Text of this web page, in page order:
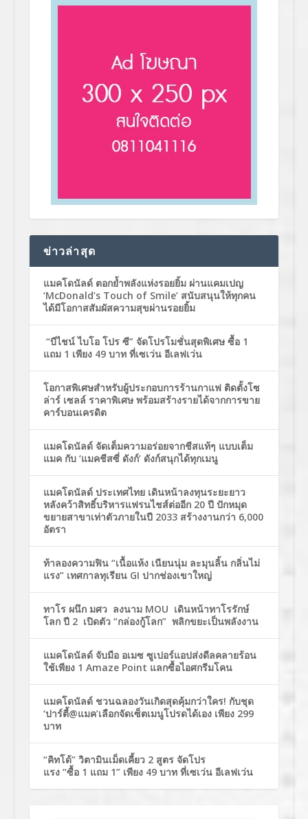
ข่าวล่าสุด
แมคโดนัลด์ ตอกย้ำพลังแห่งรอยยิ้ม ผ่านแคมเปญ
‘McDonald’s Touch of Smile’ สนับสนุนให้ทุกคน
ได้มีโอกาสสัมผัสความสุขผ่านรอยยิ้ม
“บีไชน์ ไบโอ โปร ซี” จัดโปรโมชั่นสุดพิเศษ ซื้อ 1
แถม 1 เพียง 49 บาท ที่เซเว่น อีเลฟเว่น
โอกาสพิเศษสำหรับผู้ประกอบการร้านกาแฟ ติดตั้งโซ
ล่าร์ เซลล์ ราคาพิเศษ พร้อมสร้างรายได้จากการขาย
คาร์บอนเครดิต
แมคโดนัลด์ จัดเต็มความอร่อยจากชีสแท้ๆ แบบเต็ม
แมค กับ ‘แมคชีสซี่ ดังก์’ ดังก์สนุกได้ทุกเมนู
แมคโดนัลด์ ประเทศไทย เดินหน้าลงทุนระยะยาว
หลังคว้าสิทธิ์บริหารแฟรนไชส์ต่ออีก 20 ปี ปักหมุด
ขยายสาขาเท่าตัวภายในปี 2033 สร้างงานกว่า 6,000
อัตรา
ท้าลองความฟิน “เนื้อแห้ง เนียนนุ่ม ละมุนลิ้น กลิ่นไม่
แรง” เทศกาลทุเรียน GI ปากช่องเขาใหญ่
ทาโร ผนึก มศว ลงนาม MOU เดินหน้าทาโรรักษ์
โลก ปี 2 เปิดตัว “กล่องกู้โลก” พลิกขยะเป็นพลังงาน
แมคโดนัลด์ จับมือ อเมซ ซูเปอร์แอปส่งดีลคลายร้อน
ใช้เพียง 1 Amaze Point แลกซื้อไอศกรีมโคน
แมคโดนัลด์ ชวนฉลองวันเกิดสุดคุ้มกว่าใคร! กับชุด
‘ปาร์ตี้@แมค’เลือกจัดเซ็ตเมนูโปรดได้เอง เพียง 299
บาท
“คิทโด้” วิตามินเม็ดเคี้ยว 2 สูตร จัดโปร
แรง “ซื้อ 1 แถม 1” เพียง 49 บาท ที่เซเว่น อีเลฟเว่น